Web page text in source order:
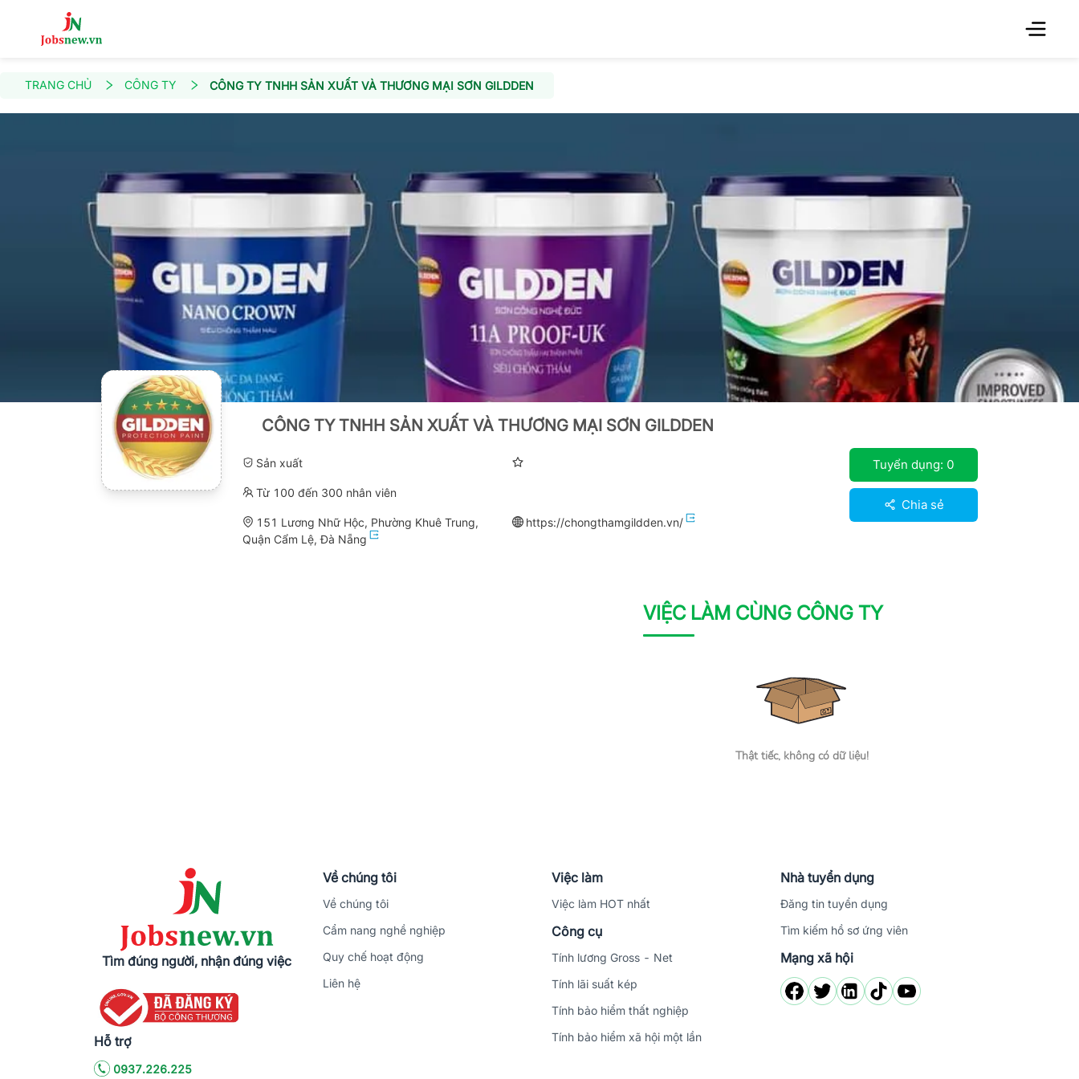
TRANG CHỦ CÔNG TY CÔNG TY TNHH SẢN XUẤT VÀ THƯƠNG MẠI SƠN GILDDEN
CÔNG TY TNHH SẢN XUẤT VÀ THƯƠNG MẠI SƠN GILDDEN
Sản xuất
Từ 100 đến 300 nhân viên
151 Lương Nhữ Hộc, Phường Khuê Trung,
Quận Cẩm Lệ, Đà Nẵng
https://chongthamgildden.vn/
Tuyển dụng: 0
Chia sẻ
VIỆC LÀM CÙNG CÔNG TY
Thật tiếc, không có dữ liệu!
Tìm đúng người, nhận đúng việc
Hỗ trợ
0937.226.225
Về chúng tôi
Về chúng tôi
Cẩm nang nghề nghiệp
Quy chế hoạt động
Liên hệ
Việc làm
Việc làm HOT nhất
Công cụ
Tính lương Gross - Net
Tính lãi suất kép
Tính bảo hiểm thất nghiệp
Tính bảo hiểm xã hội một lần
Nhà tuyển dụng
Đăng tin tuyển dụng
Tìm kiếm hồ sơ ứng viên
Mạng xã hội